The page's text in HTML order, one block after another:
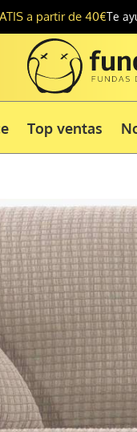
a partir de 40€Te
Top ventas